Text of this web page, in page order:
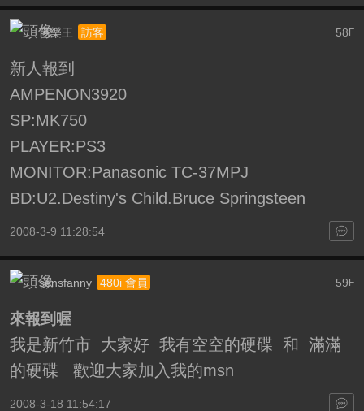
58 F
芭樂王 訪客
新人報到
AMPENON3920
SP:MK750
PLAYER:PS3
MONITOR:Panasonic TC-37MPJ
BD:U2.Destiny's Child.Bruce Springsteen
2008-3-9 11:28:54
59 F
sensfanny 480i 會員
來報到喔
我是新竹市 大家好 我有空空的硬碟 和 滿滿
的硬碟 歡迎大家加入我的msn
2008-3-18 11:54:17